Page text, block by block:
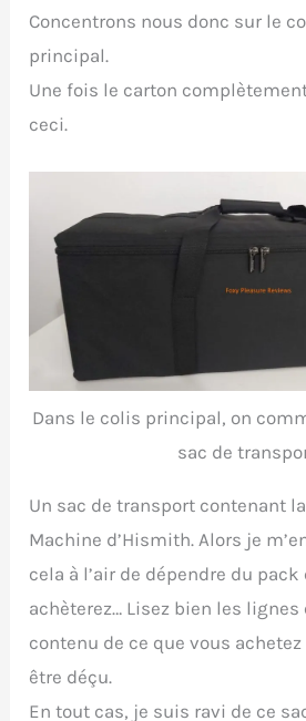
Concentrons nous donc sur le
principal.
Une fois le carton
ceci.
Dans le colis principal, on
sac de
Un sac de transport contenant
Machine d’Hismith. Alors je
cela à l’air de dépendre du pack
achèterez… Lisez bien les
contenu de ce que vous
être déçu.
En tout cas, je suis ravi de ce